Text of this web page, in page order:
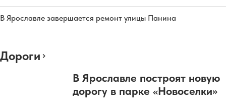
В Ярославле завершается ремонт улицы Панина
Дороги
В Ярославле построят новую
дорогу в парке «Новоселки»